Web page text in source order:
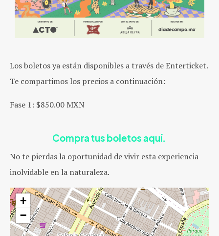
Los boletos ya están disponibles a través de Enterticket.
Te compartimos los precios a continuación:
Fase 1: $850.00 MXN
Compra tus boletos aquí.
No te pierdas la oportunidad de vivir esta experiencia
inolvidable en la naturaleza.
+
−